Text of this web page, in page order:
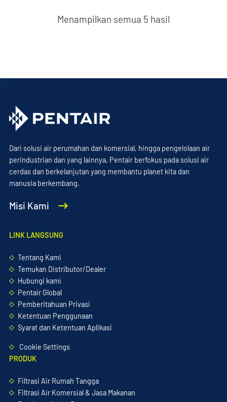
Menampilkan semua 5 hasil
Dari solusi air perumahan dan komersial, hingga pengelolaan air
perindustrian dan yang lainnya, Pentair berfokus pada solusi air
cerdas dan berkelanjutan yang membantu planet kita dan
manusia berkembang.
Misi Kami
LINK LANGSUNG
Tentang Kami
Temukan Distributor/Dealer
Hubungi kami
Pentair Global
Pemberitahuan Privasi
Ketentuan Penggunaan
Syarat dan Ketentuan Aplikasi
Cookie Settings
PRODUK
Filtrasi Air Rumah Tangga
Filtrasi Air Komersial & Jasa Makanan